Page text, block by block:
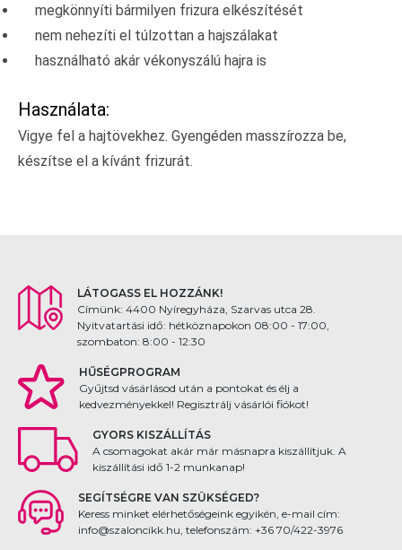
megkönnyíti bármilyen frizura elkészítését
nem nehezíti el túlzottan a hajszálakat
használható akár vékonyszálú hajra is
Használata:
Vigye fel a hajtövekhez. Gyengéden masszírozza be,
készítse el a kívánt frizurát.
LÁTOGASS EL HOZZÁNK!
Címünk: 4400 Nyíregyháza, Szarvas utca 28.
Nyitvatartási idő: hétköznapokon 08:00 - 17:00,
szombaton: 8:00 - 12:30
HŰSÉGPROGRAM
Gyűjtsd vásárlásod után a pontokat és élj a
kedvezményekkel! Regisztrálj vásárlói fiókot!
GYORS KISZÁLLÍTÁS
A csomagokat akár már másnapra kiszállítjuk. A
kiszállítási idő 1-2 munkanap!
SEGÍTSÉGRE VAN SZÜKSÉGED?
Keress minket elérhetőségeink egyikén, e-mail cím:
info@szaloncikk.hu, telefonszám: +36 70/422-3976